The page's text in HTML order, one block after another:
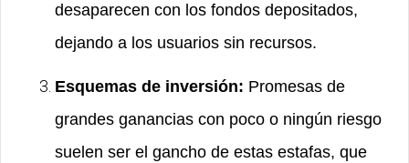
desaparecen con los fondos depositados,
dejando a los usuarios sin recursos.
Esquemas de inversión: Promesas de
grandes ganancias con poco o ningún riesgo
suelen ser el gancho de estas estafas, que